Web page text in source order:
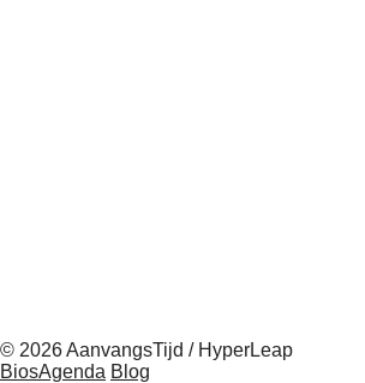
© 2026 AanvangsTijd / HyperLeap
BiosAgenda Blog